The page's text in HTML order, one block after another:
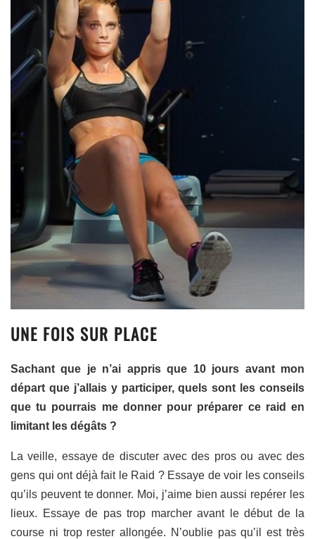
UNE FOIS SUR PLACE
Sachant que je n’ai appris que 10 jours avant mon
départ que j’allais y participer, quels sont les conseils
que tu pourrais me donner pour préparer ce raid en
limitant les dégâts ?
La veille, essaye de discuter avec des pros ou avec des
gens qui ont déjà fait le Raid ? Essaye de voir les conseils
qu’ils peuvent te donner. Moi, j’aime bien aussi repérer les
lieux. Essaye de pas trop marcher avant le début de la
course ni trop rester allongée. N’oublie pas qu’il est très